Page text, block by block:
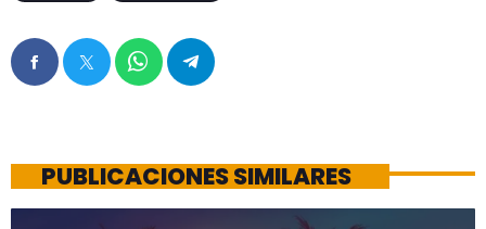
PUBLICACIONES SIMILARES